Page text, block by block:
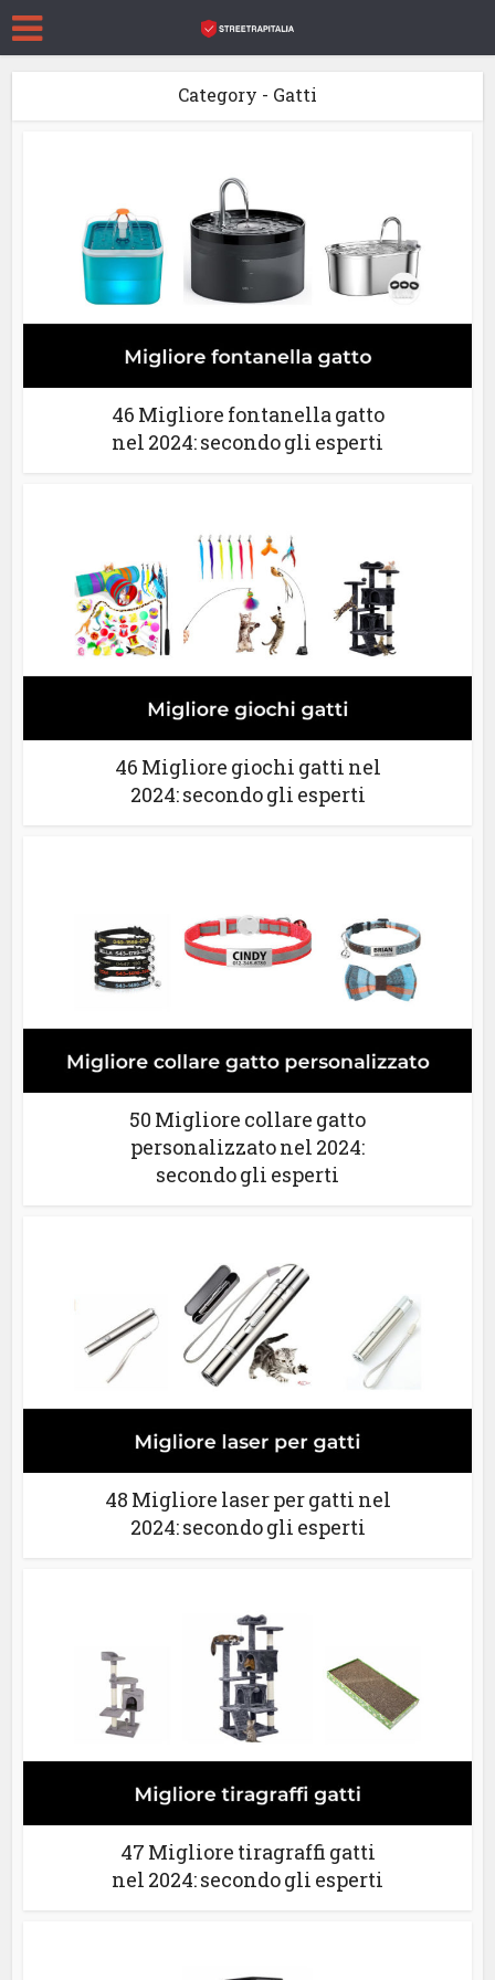
Category - Gatti
46 Migliore fontanella gatto
nel 2024: secondo gli esperti
46 Migliore giochi gatti nel
2024: secondo gli esperti
50 Migliore collare gatto
personalizzato nel 2024:
secondo gli esperti
48 Migliore laser per gatti nel
2024: secondo gli esperti
47 Migliore tiragraffi gatti
nel 2024: secondo gli esperti